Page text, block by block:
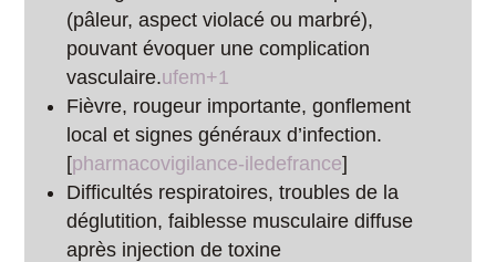
(pâleur, aspect violacé ou marbré),
pouvant évoquer une complication
vasculaire.ufem+1
Fièvre, rougeur importante, gonflement
local et signes généraux d’infection.
[pharmacovigilance-iledefrance]​
Difficultés respiratoires, troubles de la
déglutition, faiblesse musculaire diffuse
après injection de toxine